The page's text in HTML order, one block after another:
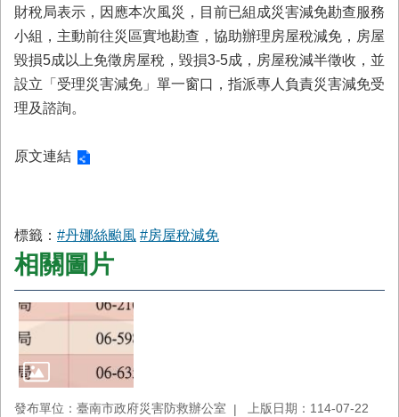
導
覽
回
首
頁
府
財稅局表示，因應本次風災，目前已組成災害減免勘查服務
小組，主動前往災區實地勘查，協助辦理房屋稅減免，房屋
毀損5成以上免徵房屋稅，毀損3-5成，房屋稅減半徵收，並
設立「受理災害減免」單一窗口，指派專人負責災害減免受
理及諮詢。
原文連結
標籤： #丹娜絲颱風 #房屋稅減免
相關圖片
發布單位：臺南市政府災害防救辦公室
上版日期：114-07-22